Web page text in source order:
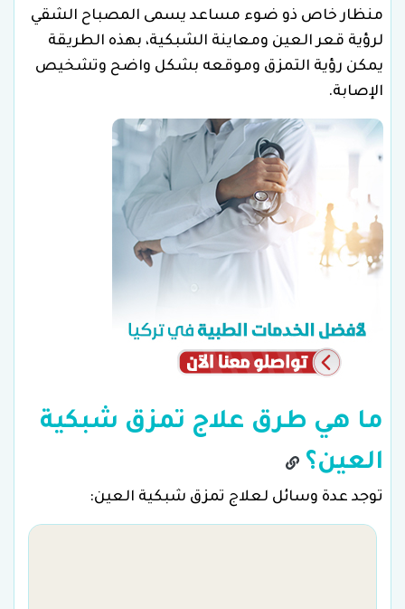
منظار خاص ذو ضوء مساعد يسمى المصباح الشقي
لرؤية قعر العين ومعاينة الشبكية، بهذه الطريقة
يمكن رؤية التمزق وموقعه بشكل واضح وتشخيص
الإصابة.
ما هي طرق علاج تمزق شبكية
العين؟
توجد عدة وسائل لعلاج تمزق شبكية العين: